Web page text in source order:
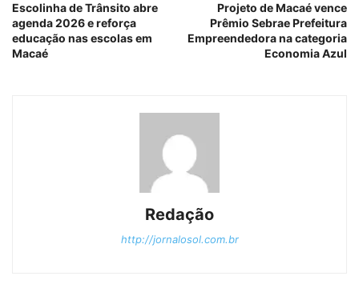
Escolinha de Trânsito abre
agenda 2026 e reforça
educação nas escolas em
Macaé
Projeto de Macaé vence
Prêmio Sebrae Prefeitura
Empreendedora na categoria
Economia Azul
Redação
http://jornalosol.com.br